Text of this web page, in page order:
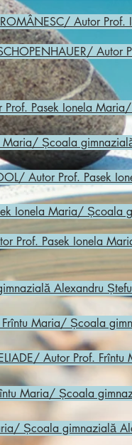
Autor Prof.
Autor
Prof. Pasek Ionela
Școala
Autor Prof. Pasek
Ionela Maria/ Școala
Prof. Pasek Ionela
Alexandru
Maria/ Școala
Autor Prof.
Maria/ Școala
Școala gimnazială